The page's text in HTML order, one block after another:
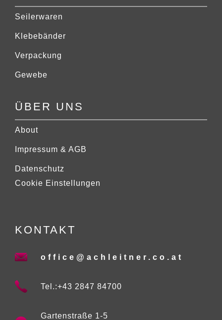
Seilerwaren
Klebebänder
Verpackung
Gewebe
ÜBER UNS
About
Impressum & AGB
Datenschutz
Cookie Einstellungen
KONTAKT
office@achleitner.co.at
Tel.:+43 2847 84700
Gartenstraße 1-5